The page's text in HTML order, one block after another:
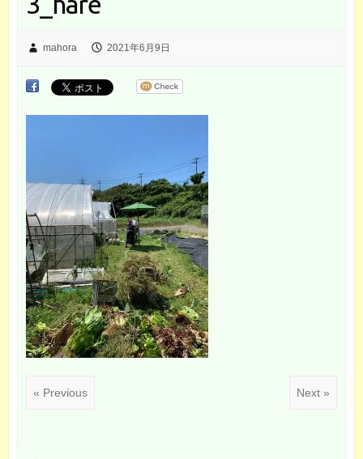
mahora 2021年6月9日
« Previous Next »